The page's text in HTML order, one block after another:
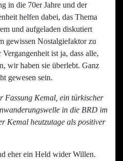
in die 70er Jahre und der
helfen dabei, das Thema
und aufgeladen diskutiert
gewissen Nostalgiefaktor zu
ist ja, dass alle,
wir haben sie überlebt. Ganz
gewesen sein.
Fassung Kemal, ein türkischer
in die BRD im
Kemal heutzutage als positiver
eher ein Held wider Willen.